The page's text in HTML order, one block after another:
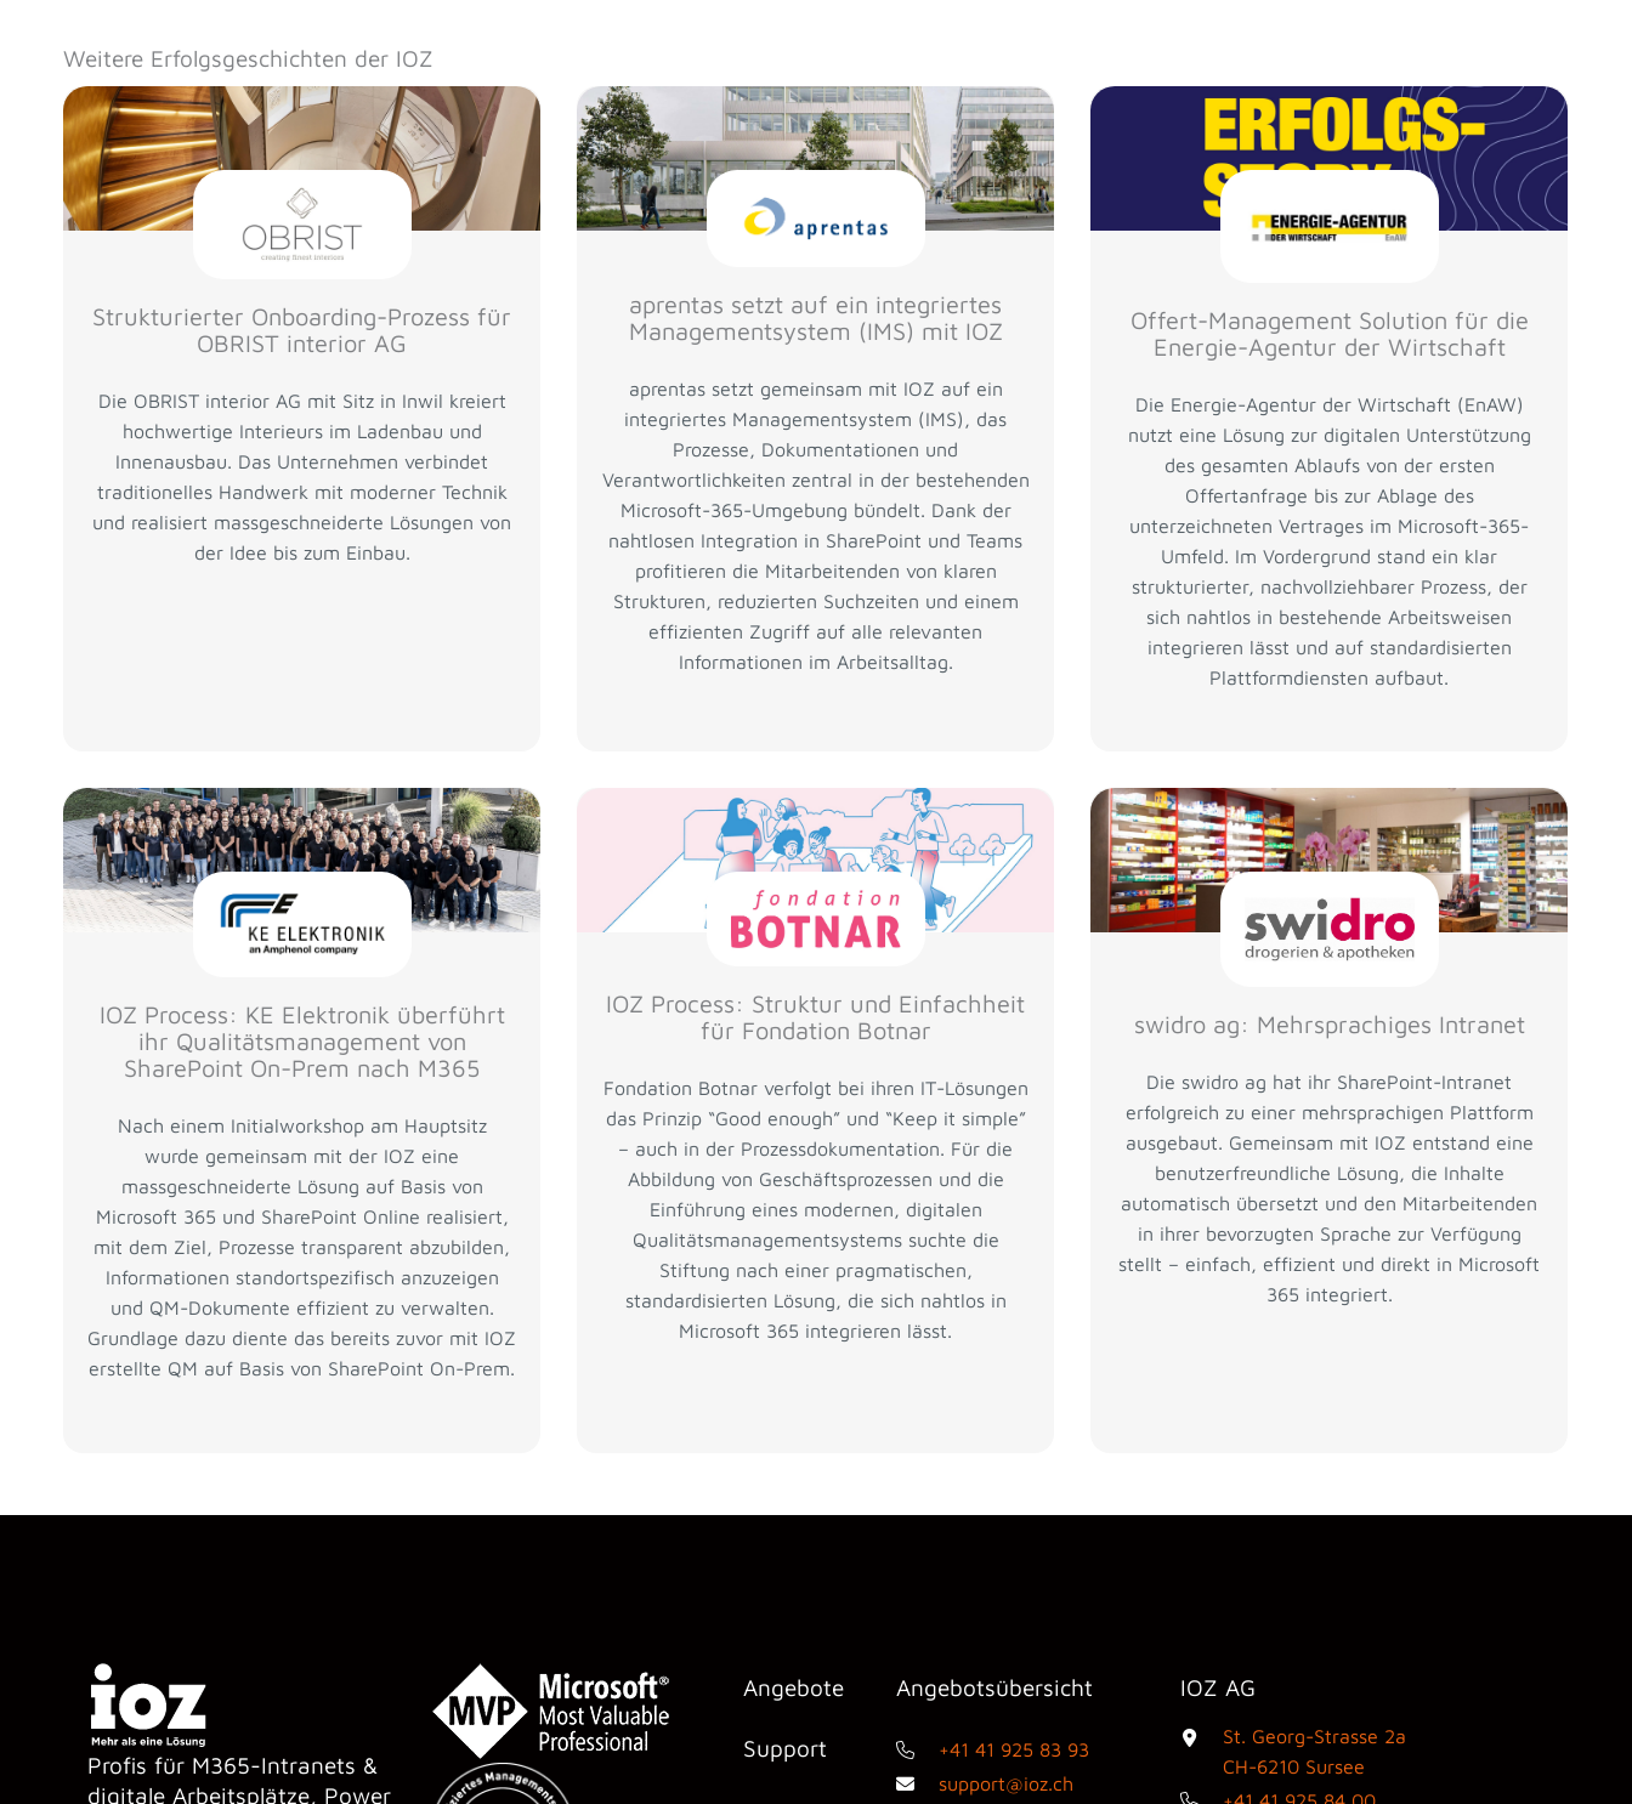
Weitere Erfolgsgeschichten der IOZ
Strukturierter Onboarding-Prozess für
OBRIST interior AG
Die OBRIST interior AG mit Sitz in Inwil kreiert
hochwertige Interieurs im Ladenbau und
Innenausbau. Das Unternehmen verbindet
traditionelles Handwerk mit moderner Technik
und realisiert massgeschneiderte Lösungen von
der Idee bis zum Einbau.
aprentas setzt auf ein integriertes
Managementsystem (IMS) mit IOZ
aprentas setzt gemeinsam mit IOZ auf ein
integriertes Managementsystem (IMS), das
Prozesse, Dokumentationen und
Verantwortlichkeiten zentral in der bestehenden
Microsoft-365-Umgebung bündelt. Dank der
nahtlosen Integration in SharePoint und Teams
profitieren die Mitarbeitenden von klaren
Strukturen, reduzierten Suchzeiten und einem
effizienten Zugriff auf alle relevanten
Informationen im Arbeitsalltag.
Offert-Management Solution für die
Energie-Agentur der Wirtschaft
Die Energie-Agentur der Wirtschaft (EnAW)
nutzt eine Lösung zur digitalen Unterstützung
des gesamten Ablaufs von der ersten
Offertanfrage bis zur Ablage des
unterzeichneten Vertrages im Microsoft-365-
Umfeld. Im Vordergrund stand ein klar
strukturierter, nachvollziehbarer Prozess, der
sich nahtlos in bestehende Arbeitsweisen
integrieren lässt und auf standardisierten
Plattformdiensten aufbaut.
IOZ Process: KE Elektronik überführt
ihr Qualitätsmanagement von
SharePoint On-Prem nach M365
Nach einem Initialworkshop am Hauptsitz
wurde gemeinsam mit der IOZ eine
massgeschneiderte Lösung auf Basis von
Microsoft 365 und SharePoint Online realisiert,
mit dem Ziel, Prozesse transparent abzubilden,
Informationen standortspezifisch anzuzeigen
und QM-Dokumente effizient zu verwalten.
Grundlage dazu diente das bereits zuvor mit IOZ
erstellte QM auf Basis von SharePoint On-Prem.
IOZ Process: Struktur und Einfachheit
für Fondation Botnar
Fondation Botnar verfolgt bei ihren IT-Lösungen
das Prinzip “Good enough” und “Keep it simple”
– auch in der Prozessdokumentation. Für die
Abbildung von Geschäftsprozessen und die
Einführung eines modernen, digitalen
Qualitätsmanagementsystems suchte die
Stiftung nach einer pragmatischen,
standardisierten Lösung, die sich nahtlos in
Microsoft 365 integrieren lässt.
swidro ag: Mehrsprachiges Intranet
Die swidro ag hat ihr SharePoint-Intranet
erfolgreich zu einer mehrsprachigen Plattform
ausgebaut. Gemeinsam mit IOZ entstand eine
benutzerfreundliche Lösung, die Inhalte
automatisch übersetzt und den Mitarbeitenden
in ihrer bevorzugten Sprache zur Verfügung
stellt – einfach, effizient und direkt in Microsoft
365 integriert.
Profis für M365-Intranets &
digitale Arbeitsplätze, Power
Angebote Angebotsübersicht
Support
+41 41 925 83 93
support@ioz.ch
IOZ AG
St. Georg-Strasse 2a
CH-6210 Sursee